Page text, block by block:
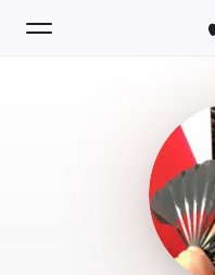
Nouveautés